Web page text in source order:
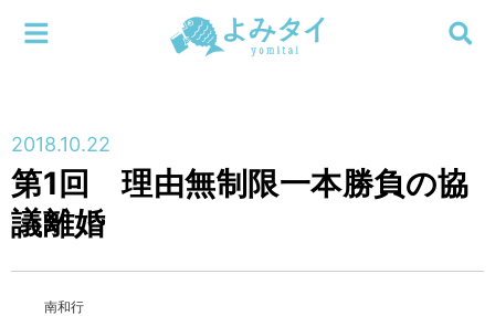
検索する
メニューを閉じる
2018.10.22
第1回 理由無制限一本勝負の協
議離婚
南和行